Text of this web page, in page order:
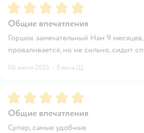
Рейтинг:5
Общие впечатления
Горшок замечательный Нам 9
проваливается, но не сильно, сидит
06 июля 2025 · Елена Щ.
Рейтинг:5
Общие впечатления
Супер, самые удобные